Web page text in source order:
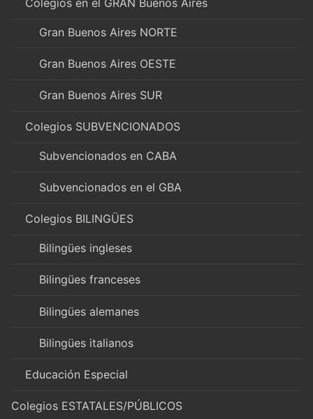
Colegios en el GRAN Buenos Aires
Gran Buenos Aires NORTE
Gran Buenos Aires OESTE
Gran Buenos Aires SUR
Colegios SUBVENCIONADOS
Subvencionados en CABA
Subvencionados en el GBA
Colegios BILINGÜES
Bilingües ingleses
Bilingües franceses
Bilingües alemanes
Bilingües italianos
Educación Especial
Colegios ESTATALES/PÚBLICOS